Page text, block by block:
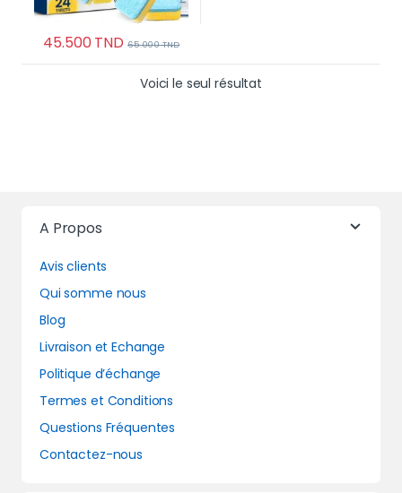
45.500TND 65.000TND
Voici le seul résultat
A Propos
Avis clients
Qui somme nous
Blog
Livraison et Echange
Politique d’échange
Termes et Conditions
Questions Fréquentes
Contactez-nous